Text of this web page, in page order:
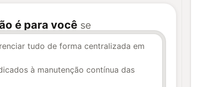
é para vocêse
tudo de forma centralizada em
à manutenção contínua das